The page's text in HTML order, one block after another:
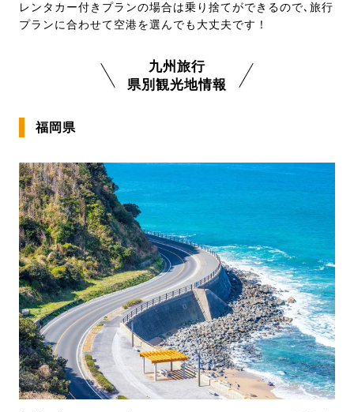
レンタカー付きプランの場合は乗り捨てができるので､旅行
プランに合わせて空港を選んでも大丈夫です！
九州旅行
県別観光地情報
福岡県